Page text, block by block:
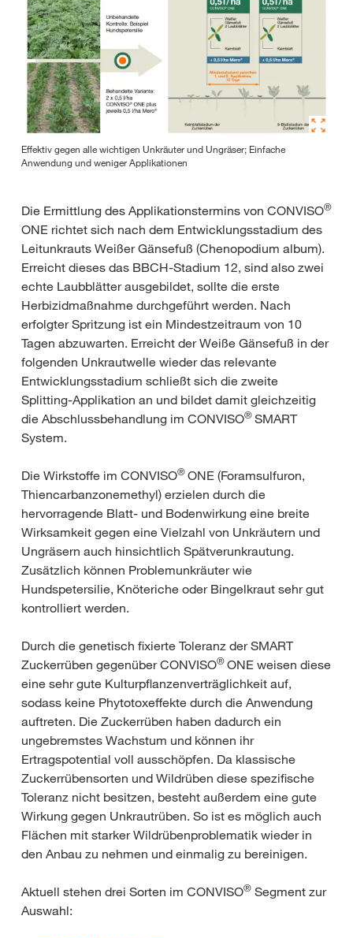
Effektiv gegen alle wichtigen Unkräuter und Ungräser; Einfache
Anwendung und weniger Applikationen
Die Ermittlung des Applikationstermins von CONVISO®
ONE richtet sich nach dem Entwicklungsstadium des
Leitunkrauts Weißer Gänsefuß (Chenopodium album).
Erreicht dieses das BBCH-Stadium 12, sind also zwei
echte Laubblätter ausgebildet, sollte die erste
Herbizidmaßnahme durchgeführt werden. Nach
erfolgter Spritzung ist ein Mindestzeitraum von 10
Tagen abzuwarten. Erreicht der Weiße Gänsefuß in der
folgenden Unkrautwelle wieder das relevante
Entwicklungsstadium schließt sich die zweite
Splitting-Applikation an und bildet damit gleichzeitig
die Abschlussbehandlung im CONVISO®SMART
System.
Die Wirkstoffe im CONVISO®ONE (Foramsulfuron,
Thiencarbanzonemethyl) erzielen durch die
hervorragende Blatt- und Bodenwirkung eine breite
Wirksamkeit gegen eine Vielzahl von Unkräutern und
Ungräsern auch hinsichtlich Spätverunkrautung.
Zusätzlich können Problemunkräuter wie
Hundspetersilie, Knöteriche oder Bingelkraut sehr gut
kontrolliert werden.
Durch die genetisch fixierte Toleranz der SMART
Zuckerrüben gegenüber CONVISO®ONE weisen diese
eine sehr gute Kulturpflanzenverträglichkeit auf,
sodass keine Phytotoxeffekte durch die Anwendung
auftreten. Die Zuckerrüben haben dadurch ein
ungebremstes Wachstum und können ihr
Ertragspotential voll ausschöpfen. Da klassische
Zuckerrübensorten und Wildrüben diese spezifische
Toleranz nicht besitzen, besteht außerdem eine gute
Wirkung gegen Unkrautrüben. So ist es möglich auch
Flächen mit starker Wildrübenproblematik wieder in
den Anbau zu nehmen und einmalig zu bereinigen.
Aktuell stehen drei Sorten im CONVISO® Segment zur
Auswahl: